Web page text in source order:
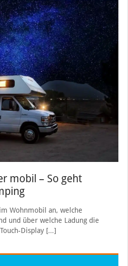
mobil – So geht
Wohnmobil an, welche
und über welche Ladung die
Display[…]